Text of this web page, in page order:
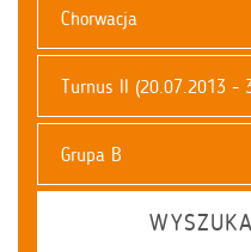
Chorwacja
Turnus II (20.07.2013 -
Grupa B